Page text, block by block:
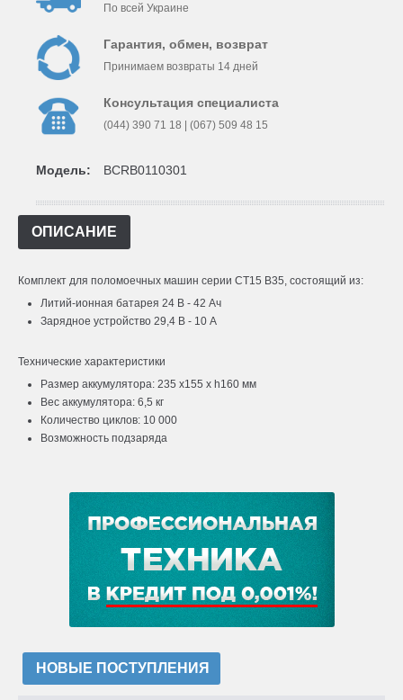
По всей Украине
Гарантия, обмен, возврат
Принимаем возвраты 14 дней
Консультация специалиста
(044) 390 71 18 | (067) 509 48 15
Модель: BCRB0110301
ОПИСАНИЕ
Комплект для поломоечных машин серии CT15 B35, состоящий из:
Литий-ионная батарея 24 В - 42 Ач
Зарядное устройство 29,4 В - 10 А
Технические характеристики
Размер аккумулятора: 235 х155 х h160 мм
Вес аккумулятора: 6,5 кг
Количество циклов: 10 000
Возможность подзаряда
НОВЫЕ ПОСТУПЛЕНИЯ